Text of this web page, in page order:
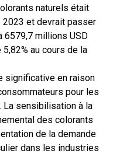
naturels était
2023 et devrait passer
6579,7 millions USD
au cours de la
significative en raison
pour les
sensibilisation à la
des colorants
de la demande
dans les industries